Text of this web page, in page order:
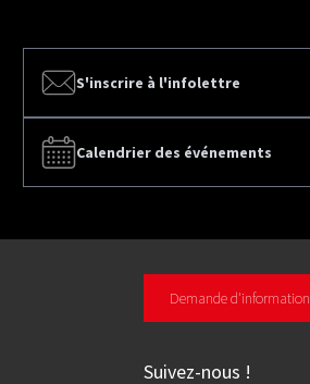
S'inscrire à l'infolettre
Calendrier des événements
Demande d'information
Suivez-nous !